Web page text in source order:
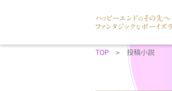
TOP 投稿小説